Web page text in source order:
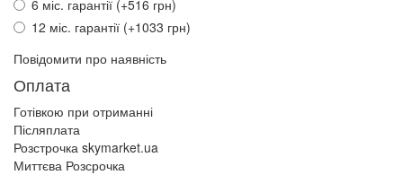
6 міс. гарантії (+516 грн)
12 міс. гарантії (+1033 грн)
Повідомити про наявність
Оплата
Готівкою при отриманні
Післяплата
Розстрочка skymarket.ua
Миттєва Розсрочка